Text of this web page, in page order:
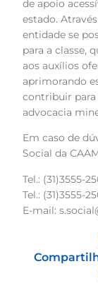
de apoio
estado.
entidade se
para a classe,
aos auxílios
aprimorando
contribuir para
advocacia
Em caso de
Social da
Tel.: (31)3555-
Tel.: (31)3555-
E-mail: